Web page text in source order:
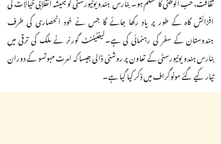
افزائش گاہ کے طور پر یاد رکھا جائے گا جس نے خود انحصاری کی طرف
ہندوستان کے سفر کی رہنمائی کی ہے۔لیفٹیننٹ گورنر نے ملک کی ترقی میں
بنارس ہندو یونیورسٹی کے تعاون پر روشنی ڈالی جیسا کہ امرت مہوتسو کے دوران
تیار کیے گئے مونوگراف میں ذکر کیا گیا ہے۔